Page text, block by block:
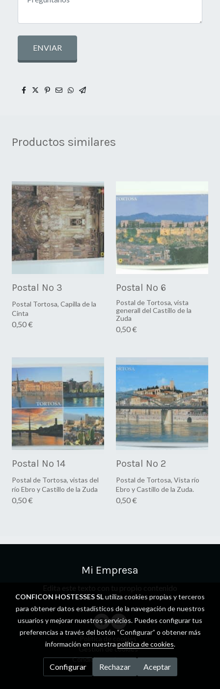
ENVIAR
Productos similares
Postal Nº 3
Postal Tortosa, Capilla de la
Cinta
0,50 €
Postal Nº 6
Postal de Tortosa, vista
generall del Castillo de la
Zuda
0,50 €
Postal Nº 14
Postal de Tortosa, vistas del
río Ebro y Castillo de la Zuda
0,50 €
Postal Nº 2
Postal de Tortosa, Vista río
Ebro y Castillo de la Zuda.
0,50 €
Mi Empresa
Gestión de cookies
Condiciones de compra
CONFICON HOSTESSES SLutiliza cookies propias y terceros
para obtener datos estadísticos de la navegación de nuestros
usuarios y mejorar nuestros servicios. Puedes configurar tus
preferencias a través del botón “Configurar” o obtener más
información en nuestra política de cookies.
Configurar Rechazar Aceptar